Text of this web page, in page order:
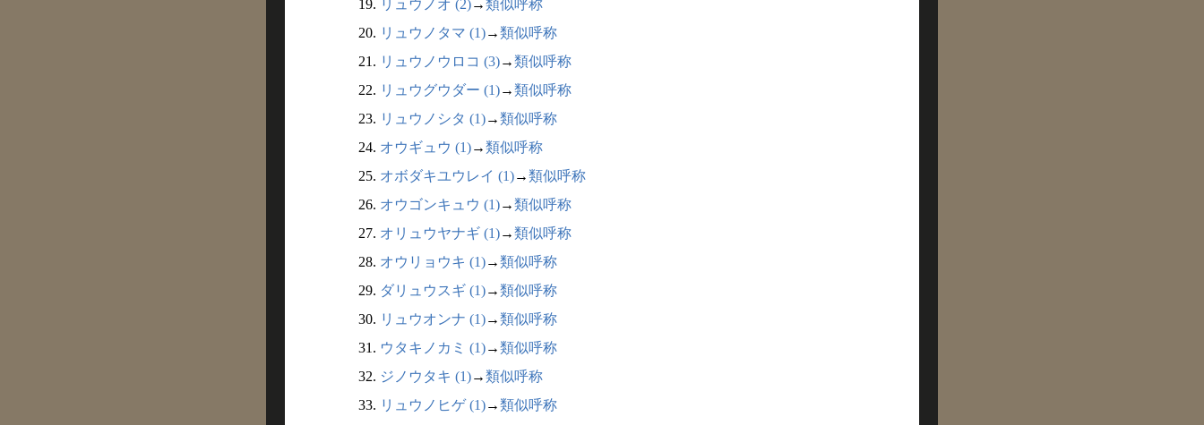
19. リュウノオ (2)→類似呼称
20. リュウノタマ (1)→類似呼称
21. リュウノウロコ (3)→類似呼称
22. リュウグウダー (1)→類似呼称
23. リュウノシタ (1)→類似呼称
24. オウギュウ (1)→類似呼称
25. オボダキユウレイ (1)→類似呼称
26. オウゴンキュウ (1)→類似呼称
27. オリュウヤナギ (1)→類似呼称
28. オウリョウキ (1)→類似呼称
29. ダリュウスギ (1)→類似呼称
30. リュウオンナ (1)→類似呼称
31. ウタキノカミ (1)→類似呼称
32. ジノウタキ (1)→類似呼称
33. リュウノヒゲ (1)→類似呼称